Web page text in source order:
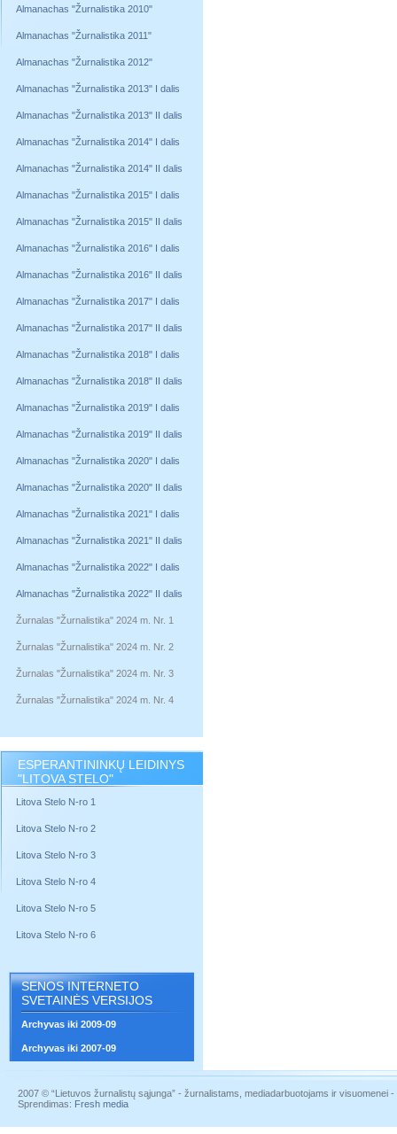
Almanachas "Žurnalistika 2010"
Almanachas "Žurnalistika 2011"
Almanachas "Žurnalistika 2012"
Almanachas "Žurnalistika 2013" I dalis
Almanachas "Žurnalistika 2013" II dalis
Almanachas "Žurnalistika 2014" I dalis
Almanachas "Žurnalistika 2014" II dalis
Almanachas "Žurnalistika 2015" I dalis
Almanachas "Žurnalistika 2015" II dalis
Almanachas "Žurnalistika 2016" I dalis
Almanachas "Žurnalistika 2016" II dalis
Almanachas "Žurnalistika 2017" I dalis
Almanachas "Žurnalistika 2017" II dalis
Almanachas "Žurnalistika 2018" I dalis
Almanachas "Žurnalistika 2018" II dalis
Almanachas "Žurnalistika 2019" I dalis
Almanachas "Žurnalistika 2019" II dalis
Almanachas "Žurnalistika 2020" I dalis
Almanachas "Žurnalistika 2020" II dalis
Almanachas "Žurnalistika 2021" I dalis
Almanachas "Žurnalistika 2021" II dalis
Almanachas "Žurnalistika 2022" I dalis
Almanachas "Žurnalistika 2022" II dalis
Žurnalas "Žurnalistika" 2024 m. Nr. 1
Žurnalas "Žurnalistika" 2024 m. Nr. 2
Žurnalas "Žurnalistika" 2024 m. Nr. 3
Žurnalas "Žurnalistika" 2024 m. Nr. 4
ESPERANTININKŲ LEIDINYS
"LITOVA STELO"
Litova Stelo N-ro 1
Litova Stelo N-ro 2
Litova Stelo N-ro 3
Litova Stelo N-ro 4
Litova Stelo N-ro 5
Litova Stelo N-ro 6
SENOS INTERNETO
SVETAINĖS VERSIJOS
Archyvas iki 2009-09
Archyvas iki 2007-09
2007 © “Lietuvos žurnalistų sąjunga” - žurnalistams, mediadarbuotojams ir visuomenei
Sprendimas: Fresh media